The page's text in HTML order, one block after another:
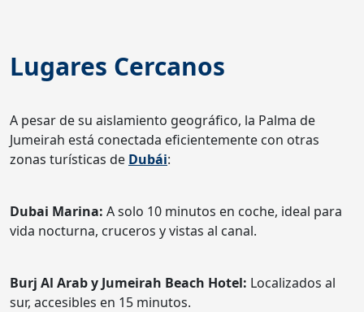
Lugares Cercanos
A pesar de su aislamiento geográfico, la Palma de
Jumeirah está conectada eficientemente con otras
zonas turísticas de Dubái:
Dubai Marina: A solo 10 minutos en coche, ideal para
vida nocturna, cruceros y vistas al canal.
Burj Al Arab y Jumeirah Beach Hotel: Localizados al
sur, accesibles en 15 minutos.